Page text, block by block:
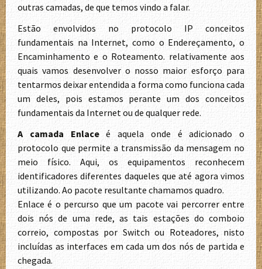
outras camadas, de que temos vindo a falar.
Estão envolvidos no protocolo IP conceitos
fundamentais na Internet, como o Endereçamento, o
Encaminhamento e o Roteamento. relativamente aos
quais vamos desenvolver o nosso maior esforço para
tentarmos deixar entendida a forma como funciona cada
um deles, pois estamos perante um dos conceitos
fundamentais da Internet ou de qualquer rede.
A camada Enlaceé aquela onde é adicionado o
protocolo que permite a transmissão da mensagem no
meio físico. Aqui, os equipamentos reconhecem
identificadores diferentes daqueles que até agora vimos
utilizando. Ao pacote resultante chamamos quadro.
Enlace é o percurso que um pacote vai percorrer entre
dois nós de uma rede, as tais estações do comboio
correio, compostas por Switch ou Roteadores, nisto
incluídas as interfaces em cada um dos nós de partida e
chegada.